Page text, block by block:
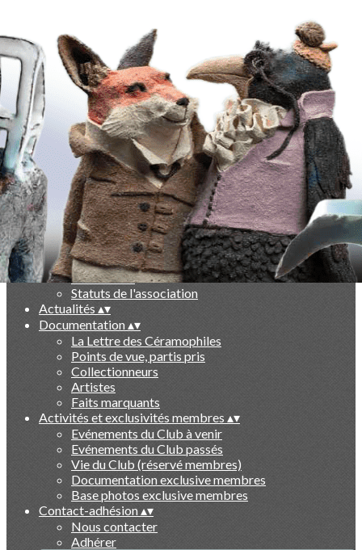
Exporter toutes les colonnes
Exporter uniquement les colonnes affichées
Menu
Ajoutez un logo, un bouton, des réseaux sociaux
Cliquez pour éditer
-
Qui sommes nous ?▴▾
Présentation
Le livre des 10 ans
Partenaires
Statuts de l'association
Actualités ▴▾
Documentation▴▾
La Lettre des Céramophiles
Points de vue, partis pris
Collectionneurs
Artistes
Faits marquants
Activités et exclusivités membres ▴▾
Evénements du Club à venir
Evénements du Club passés
Vie du Club (réservé membres)
Documentation exclusive membres
Base photos exclusive membres
Contact-adhésion▴▾
Nous contacter
Adhérer